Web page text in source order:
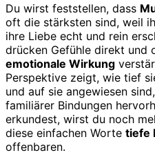
Du wirst feststellen, dass
oft die stärksten sind, weil
ihre Liebe echt und rein
drücken Gefühle direkt und
emotionale Wirkung
Perspektive zeigt, wie tief
und auf sie angewiesen
familiärer Bindungen
erkundest, wirst du noch
diese einfachen Worte tiefe
offenbaren.